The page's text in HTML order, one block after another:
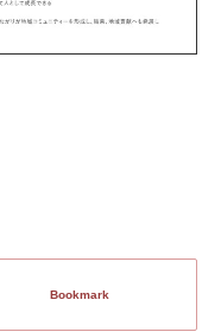
Bookmark